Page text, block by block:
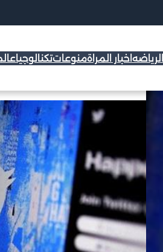
الرياضه اخبار المراةمنوعاتتكنالوجيا